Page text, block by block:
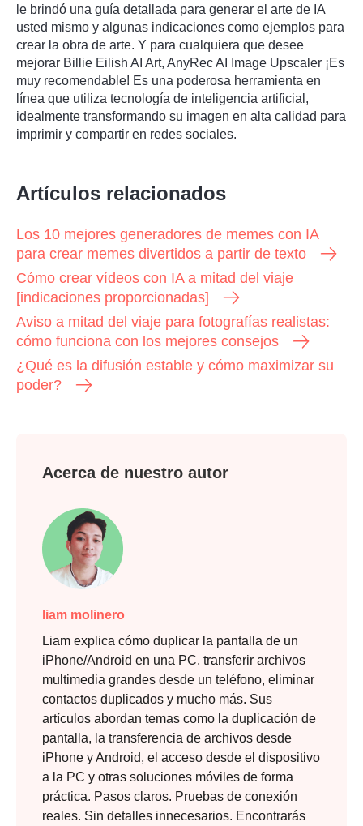
le brindó una guía detallada para generar el arte de IA
usted mismo y algunas indicaciones como ejemplos para
crear la obra de arte. Y para cualquiera que desee
mejorar Billie Eilish AI Art, AnyRec AI Image Upscaler ¡Es
muy recomendable! Es una poderosa herramienta en
línea que utiliza tecnología de inteligencia artificial,
idealmente transformando su imagen en alta calidad para
imprimir y compartir en redes sociales.
Artículos relacionados
Los 10 mejores generadores de memes con IA
para crear memes divertidos a partir de texto
Cómo crear vídeos con IA a mitad del viaje
[indicaciones proporcionadas]
Aviso a mitad del viaje para fotografías realistas:
cómo funciona con los mejores consejos
¿Qué es la difusión estable y cómo maximizar su
poder?
Acerca de nuestro autor
liam molinero
Liam explica cómo duplicar la pantalla de un
iPhone/Android en una PC, transferir archivos
multimedia grandes desde un teléfono, eliminar
contactos duplicados y mucho más. Sus
artículos abordan temas como la duplicación de
pantalla, la transferencia de archivos desde
iPhone y Android, el acceso desde el dispositivo
a la PC y otras soluciones móviles de forma
práctica. Pasos claros. Pruebas de conexión
reales. Sin detalles innecesarios. Encontrarás